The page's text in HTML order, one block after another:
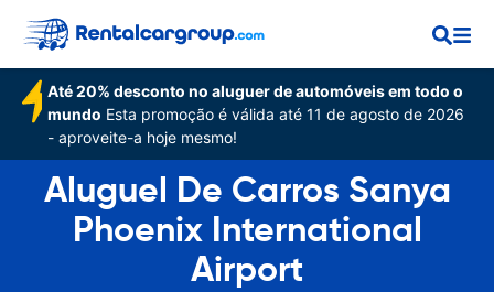
Até 20% desconto no aluguer de automóveis em todo o
mundo Esta promoção é válida até 11 de agosto de 2026
- aproveite-a hoje mesmo!
Aluguel De Carros Sanya
Phoenix International
Airport